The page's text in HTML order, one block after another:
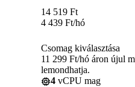
14 519 Ft
4 439 Ft/hó
Csomag kiválasztása
11 299 Ft/hó áron újul
lemondhatja.
4 vCPU mag